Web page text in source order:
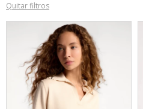
Quitar filtros